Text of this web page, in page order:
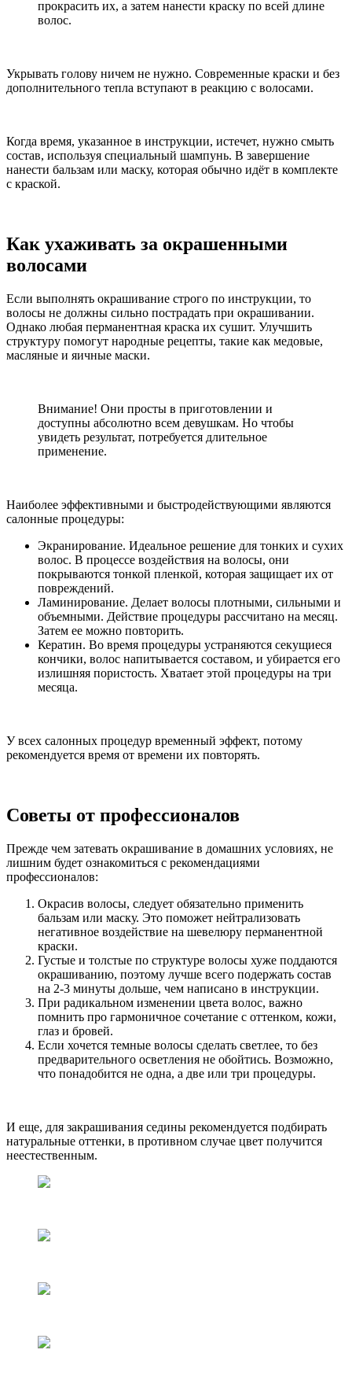
прокрасить их, а затем нанести краску по всей длине
волос.
Укрывать голову ничем не нужно. Современные краски и без
дополнительного тепла вступают в реакцию с волосами.
Когда время, указанное в инструкции, истечет, нужно смыть
состав, используя специальный шампунь. В завершение
нанести бальзам или маску, которая обычно идёт в комплекте
с краской.
Как ухаживать за окрашенными
волосами
Если выполнять окрашивание строго по инструкции, то
волосы не должны сильно пострадать при окрашивании.
Однако любая перманентная краска их сушит. Улучшить
структуру помогут народные рецепты, такие как медовые,
масляные и яичные маски.
Внимание! Они просты в приготовлении и
доступны абсолютно всем девушкам. Но чтобы
увидеть результат, потребуется длительное
применение.
Наиболее эффективными и быстродействующими являются
салонные процедуры:
Экранирование. Идеальное решение для тонких и сухих
волос. В процессе воздействия на волосы, они
покрываются тонкой пленкой, которая защищает их от
повреждений.
Ламинирование. Делает волосы плотными, сильными и
объемными. Действие процедуры рассчитано на месяц.
Затем ее можно повторить.
Кератин. Во время процедуры устраняются секущиеся
кончики, волос напитывается составом, и убирается его
излишняя пористость. Хватает этой процедуры на три
месяца.
У всех салонных процедур временный эффект, потому
рекомендуется время от времени их повторять.
Советы от профессионалов
Прежде чем затевать окрашивание в домашних условиях, не
лишним будет ознакомиться с рекомендациями
профессионалов:
Окрасив волосы, следует обязательно применить
бальзам или маску. Это поможет нейтрализовать
негативное воздействие на шевелюру перманентной
краски.
Густые и толстые по структуре волосы хуже поддаются
окрашиванию, поэтому лучше всего подержать состав
на 2-3 минуты дольше, чем написано в инструкции.
При радикальном изменении цвета волос, важно
помнить про гармоничное сочетание с оттенком, кожи,
глаз и бровей.
Если хочется темные волосы сделать светлее, то без
предварительного осветления не обойтись. Возможно,
что понадобится не одна, а две или три процедуры.
И еще, для закрашивания седины рекомендуется подбирать
натуральные оттенки, в противном случае цвет получится
неестественным.